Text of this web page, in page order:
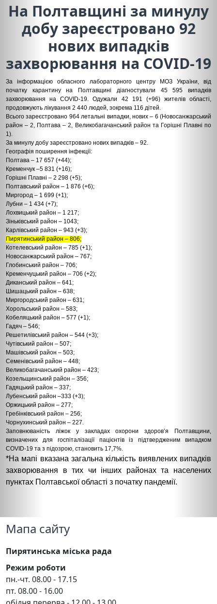
На Полтавщині за минулу
добу зареєстровано 92
нових випадків
захворювання на COVID-19
За інформацією обласного лабораторного центру МОЗ України, від
початку карантину на Полтавщині діагностували 45 595 випадків
захворювання на COVID-19. Одужали 42 191 (+96) жителів області,
продовжують лікування 2 440 людей, зокрема 116 дітей.
Всього зареєстровано 964 летальні випадки, нових – 6 (Новосанжарський
район – 2, Полтава – 2, Великобагачанський район та Горішні Плавні по
1).
За минулу добу зареєстровано нових випадків – 92.
Географія поширення інфекції:
Полтава – 17 657 (+44);
Кременчук –5 831 (+16);
Горішні Плавні – 2 298 (+5);
Полтавський район – 1 876 (+6);
Миргород – 1 699 (+1);
Лубни – 1 434 (+7);
Лохвицький район – 1 217;
Зіньківський район – 1043;
Карлівський район – 943 (+3);
Пирятинський район – 806;
Котелевський район – 785 (+1);
Новосанжарський район – 767;
Глобинський район – 706;
Кременчуцький район – 706 (+2);
Диканський район – 641;
Шишацький район – 638;
Миргородський район – 631;
Хорольський район – 583;
Кобеляцький район – 577 (+1);
Гадяч – 546;
Решетилівський район – 544 (+3);
Чутівський район – 507;
Машівський район – 503;
Семенівський район – 448;
Великобагачанський район – 423;
Козельщинський район – 356;
Гадяцький район – 337;
Лубенський район –333 (+3);
Оржицький район – 277;
Гребінківський район – 256;
Чорнухинський район – 227.
Заповнюваність ліжок у закладах охорони здоров’я Полтавщини,
визначених для госпіталізації пацієнтів із підтвердженим випадком
COVID-19 та з підозрою, становить 17,7%.
*На мапі вказана загальна кількість виявлених випадків
захворювання в тих чи інших районах та населених
пунктах Полтавської області з початку пандемії.
Мапа сайту
Пирятинська міська рада
Режим роботи
пн.-чт. 08.00 - 17.15
пт. 08.00 - 16.00